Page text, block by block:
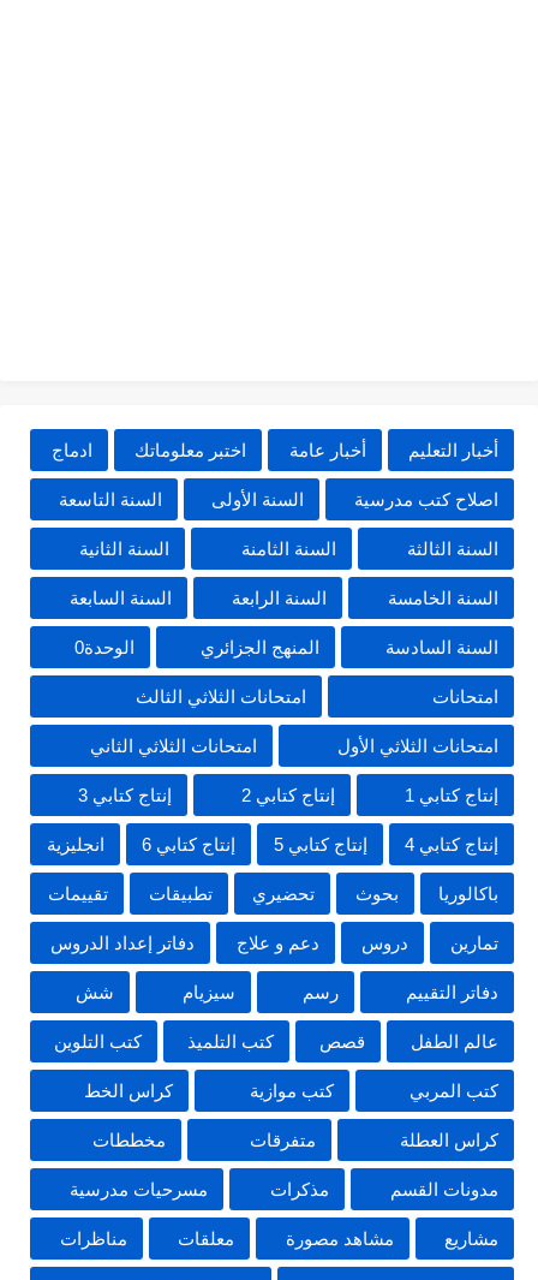
أخبار التعليم أخبار عامة اختبر معلوماتك ادماج
اصلاح كتب مدرسية السنة الأولى السنة التاسعة
السنة الثالثة السنة الثامنة السنة الثانية
السنة الخامسة السنة الرابعة السنة السابعة
السنة السادسة المنهج الجزائري الوحدة0
امتحانات امتحانات الثلاثي الثالث
امتحانات الثلاثي الأول امتحانات الثلاثي الثاني
إنتاج كتابي 1 إنتاج كتابي 2 إنتاج كتابي 3
إنتاج كتابي 4 إنتاج كتابي 5 إنتاج كتابي 6 انجليزية
باكالوريا بحوث تحضيري تطبيقات تقييمات
تمارين دروس دعم و علاج دفاتر إعداد الدروس
دفاتر التقييم رسم سيزيام شش
عالم الطفل قصص كتب التلميذ كتب التلوين
كتب المربي كتب موازية كراس الخط
كراس العطلة متفرقات مخططات
مدونات القسم مذكرات مسرحيات مدرسية
مشاريع مشاهد مصورة معلقات مناظرات